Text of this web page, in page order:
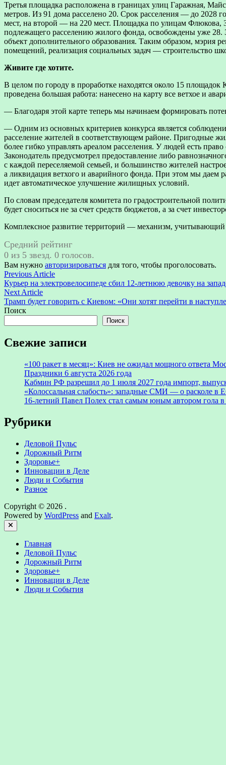
Третья площадка расположена в границах улиц Гаражная,
метров. Из 91 дома расселено 20. Срок расселения — до 2028
мест, на второй — на 220 мест. Площадка по улицам Флюкова,
подлежащего расселению жилого фонда, освобождены уже
объект дополнительного образования. Таким образом, мэрия
помещений, реализация социальных задач — строительство
Живите где хотите.
В целом по городу в проработке находятся около 15
проведена большая работа: нанесено на карту все ветхое и
— Благодаря этой карте теперь мы начинаем формировать
— Одним из основных критериев конкурса является
расселение жителей в соответствующем районе. Пригодные
более гибко управлять ареалом расселения. У людей есть
Законодатель предусмотрел предоставление либо
с каждой переселяемой семьей, и большинство жителей
а ликвидация ветхого и аварийного фонда. При этом мы даем
идет автоматическое улучшение жилищных условий.
По словам председателя комитета по градостроительной
будет сноситься не за счет средств бюджетов, а за счет
Комплексное развитие территорий — механизм, учитывающий
Средний рейтинг
0 из 5 звезд. 0 голосов.
Вам нужно авторизироваться для того, чтобы проголосовать.
Навигация
по
записям
Previous ArticlePrevious
article:
Курьер на электровелосипеде сбил 12-летнюю девочку на
Next ArticleNext
article:
Трамп будет говорить с Киевом: «Они хотят перейти в
Поиск
Поиск
Свежие записи
«100 ракет в месяц»: Киев не ожидал мощного ответа
Праздники 6 августа 2026 года
Кабмин РФ разрешил до 1 июля 2027 года импорт,
«Колоссальная слабость»: западные СМИ — о расколе в
16-летний Павел Полех стал самым юным автором гола в
Рубрики
Деловой Пульс
Дорожный Ритм
Здоровье+
Инновации в Деле
Люди и События
Разное
Copyright © 2026 .
Powered by WordPress and Exalt.
Close
Главная
Деловой Пульс
Дорожный Ритм
Здоровье+
Инновации в Деле
Люди и События